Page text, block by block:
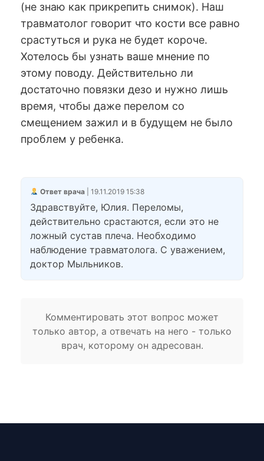
(не знаю как прикрепить снимок). Наш
травматолог говорит что кости все равно
срастуться и рука не будет короче.
Хотелось бы узнать ваше мнение по
этому поводу. Действительно ли
достаточно повязки дезо и нужно лишь
время, чтобы даже перелом со
смещением зажил и в будущем не было
проблем у ребенка.
Ответ врача| 19.11.2019 15:38
Здравствуйте, Юлия. Переломы,
действительно срастаются, если это не
ложный сустав плеча. Необходимо
наблюдение травматолога. С уважением,
доктор Мыльников.
Комментировать этот вопрос может
только автор, а отвечать на него - только
врач, которому он адресован.